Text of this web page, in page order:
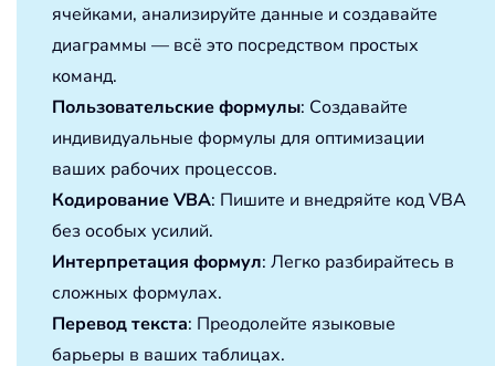
ячейками, анализируйте данные и создавайте
диаграммы — всё это посредством простых
команд.
Пользовательские формулы: Создавайте
индивидуальные формулы для оптимизации
ваших рабочих процессов.
Кодирование VBA: Пишите и внедряйте код VBA
без особых усилий.
Интерпретация формул: Легко разбирайтесь в
сложных формулах.
Перевод текста: Преодолейте языковые
барьеры в ваших таблицах.